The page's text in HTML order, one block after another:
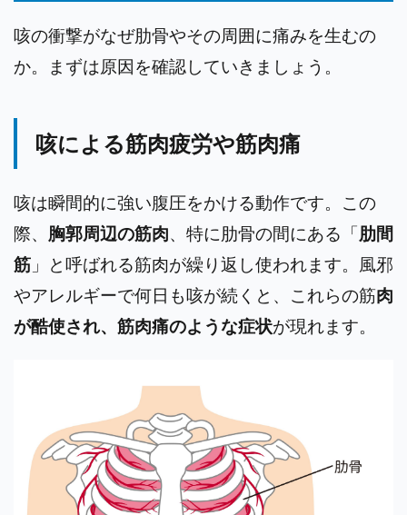
咳の衝撃がなぜ肋骨やその周囲に痛みを生むの
か。まずは原因を確認していきましょう。
咳による筋肉疲労や筋肉痛
咳は瞬間的に強い腹圧をかける動作です。この
際、 胸郭周辺の筋肉、特に肋骨の間にある「肋間
筋 」と呼ばれる筋肉が繰り返し使われます。風邪
やアレルギーで何日も咳が続くと、これらの筋肉
が酷使され、筋肉痛のような症状が現れます。